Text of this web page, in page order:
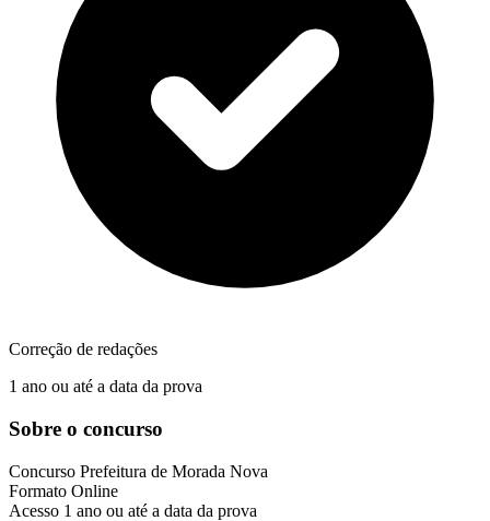
Correção de redações
1 ano ou até a data da prova
Sobre o concurso
Concurso Prefeitura de Morada Nova
Formato Online
Acesso 1 ano ou até a data da prova